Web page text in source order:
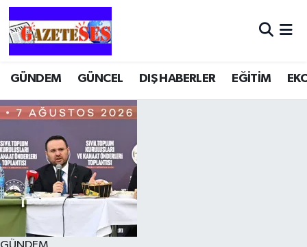
GÜNDEM GÜNCEL DIŞ HABERLER EĞİTİM